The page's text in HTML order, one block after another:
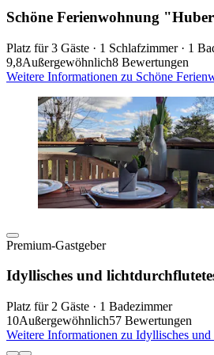
Schöne Ferienwohnung
Platz für 3 Gäste · 1 Schlafzimmer · 1
9,8Außergewöhnlich8 Bewertungen
Weitere Informationen zu Schöne
Premium-Gastgeber
Idyllisches und
Platz für 2 Gäste · 1 Badezimmer
10Außergewöhnlich57 Bewertungen
Weitere Informationen zu Idyllisches